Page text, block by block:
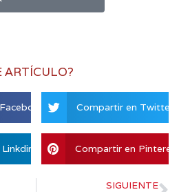
ARTÍCULO?
Compartir en Twitter
Compartir en Pinterest
SIGUIENTE